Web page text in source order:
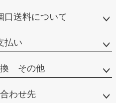
口送料について
払い
換 その他
わせ先